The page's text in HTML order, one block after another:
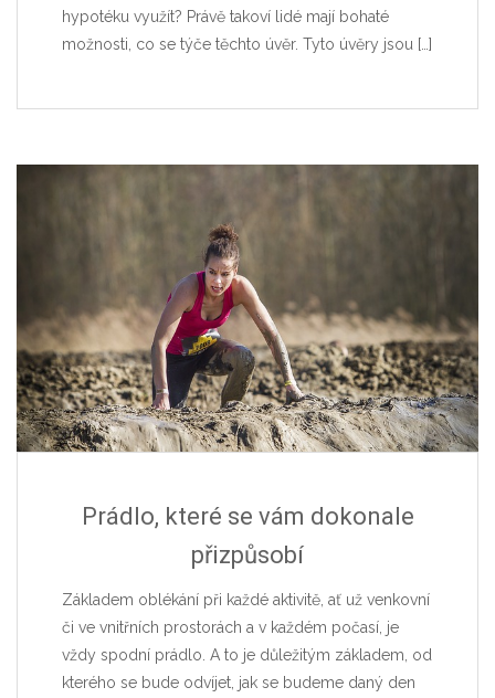
hypotéku využít? Právě takoví lidé mají bohaté
možnosti, co se týče těchto úvěr. Tyto úvěry jsou […]
Prádlo, které se vám dokonale
přizpůsobí
Základem oblékání při každé aktivitě, ať už venkovní
či ve vnitřních prostorách a v každém počasí, je
vždy spodní prádlo. A to je důležitým základem, od
kterého se bude odvíjet, jak se budeme daný den